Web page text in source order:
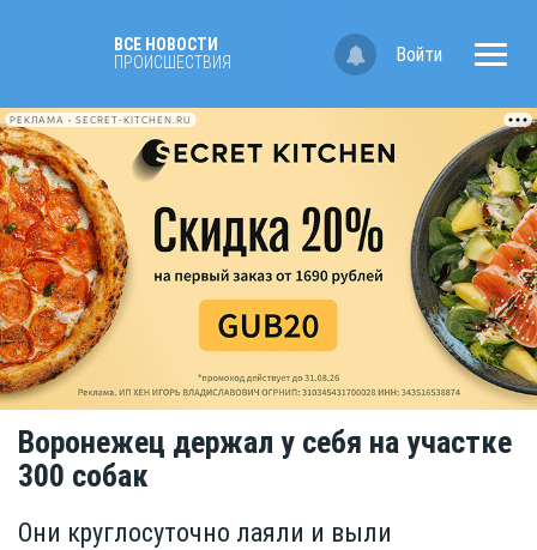
ВСЕ НОВОСТИ
ПРОИСШЕСТВИЯ
Войти
РЕКЛАМА • SECRET-KITCHEN.RU
Воронежец держал у себя на участке
300 собак
Они круглосуточно лаяли и выли